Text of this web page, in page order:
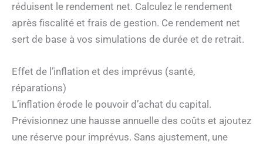
réduisent le rendement net. Calculez le rendement
après fiscalité et frais de gestion. Ce rendement net
sert de base à vos simulations de durée et de retrait.
Effet de l’inflation et des imprévus (santé,
réparations)
L’inflation érode le pouvoir d’achat du capital.
Prévisionnez une hausse annuelle des coûts et ajoutez
une réserve pour imprévus. Sans ajustement, une